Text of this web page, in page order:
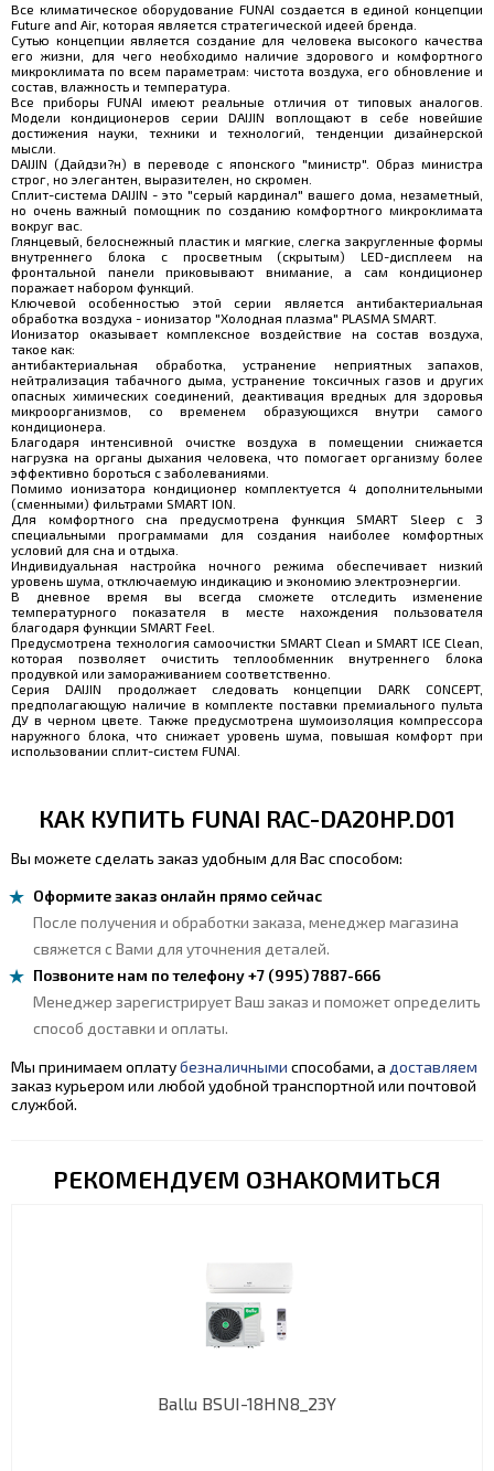
Все климатическое оборудование FUNAI создается в единой концепции
Future and Air, которая является стратегической идеей бренда.
Сутью концепции является создание для человека высокого качества
его жизни, для чего необходимо наличие здорового и комфортного
микроклимата по всем параметрам: чистота воздуха, его обновление и
состав, влажность и температура.
Все приборы FUNAI имеют реальные отличия от типовых аналогов.
Модели кондиционеров серии DAIJIN воплощают в себе новейшие
достижения науки, техники и технологий, тенденции дизайнерской
мысли.
DAIJIN (Дайдзи?н) в переводе с японского "министр". Образ министра
строг, но элегантен, выразителен, но скромен.
Сплит-система DAIJIN - это "серый кардинал" вашего дома, незаметный,
но очень важный помощник по созданию комфортного микроклимата
вокруг вас.
Глянцевый, белоснежный пластик и мягкие, слегка закругленные формы
внутреннего блока с просветным (скрытым) LED-дисплеем на
фронтальной панели приковывают внимание, а сам кондиционер
поражает набором функций.
Ключевой особенностью этой серии является антибактериальная
обработка воздуха - ионизатор "Холодная плазма" PLASMA SMART.
Ионизатор оказывает комплексное воздействие на состав воздуха,
такое как:
антибактериальная обработка, устранение неприятных запахов,
нейтрализация табачного дыма, устранение токсичных газов и других
опасных химических соединений, деактивация вредных для здоровья
микроорганизмов, со временем образующихся внутри самого
кондиционера.
Благодаря интенсивной очистке воздуха в помещении снижается
нагрузка на органы дыхания человека, что помогает организму более
эффективно бороться с заболеваниями.
Помимо ионизатора кондиционер комплектуется 4 дополнительными
(сменными) фильтрами SMART ION.
Для комфортного сна предусмотрена функция SMART Sleep с 3
специальными программами для создания наиболее комфортных
условий для сна и отдыха.
Индивидуальная настройка ночного режима обеспечивает низкий
уровень шума, отключаемую индикацию и экономию электроэнергии.
В дневное время вы всегда сможете отследить изменение
температурного показателя в месте нахождения пользователя
благодаря функции SMART Feel.
Предусмотрена технология самоочистки SMART Clean и SMART ICE Clean,
которая позволяет очистить теплообменник внутреннего блока
продувкой или замораживанием соответственно.
Серия DAIJIN продолжает следовать концепции DARK CONCEPT,
предполагающую наличие в комплекте поставки премиального пульта
ДУ в черном цвете. Также предусмотрена шумоизоляция компрессора
наружного блока, что снижает уровень шума, повышая комфорт при
использовании сплит-систем FUNAI.
КАК КУПИТЬ FUNAI RAC-DA20HP.D01
Вы можете сделать заказ удобным для Вас способом:
Оформите заказ онлайн прямо сейчас
После получения и обработки заказа, менеджер магазина
свяжется с Вами для уточнения деталей.
Позвоните нам по телефону +7 (995) 7887-666
Менеджер зарегистрирует Ваш заказ и поможет определить
способ доставки и оплаты.
Мы принимаем оплатубезналичными способами, а доставляем
заказ курьером или любой удобной транспортной или почтовой
службой.
РЕКОМЕНДУЕМ ОЗНАКОМИТЬСЯ
Ballu BSUI-18HN8_23Y